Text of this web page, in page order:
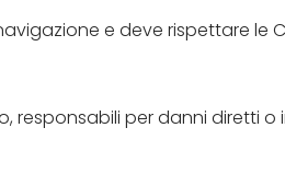
e deve rispettare le
responsabili per danni diretti o